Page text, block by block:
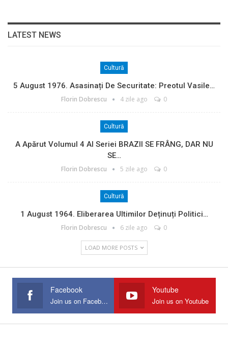
LATEST NEWS
Cultură
5 August 1976. Asasinați De Securitate: Preotul Vasile…
Florin Dobrescu 4 zile ago 0
Cultură
A Apărut Volumul 4 Al Seriei BRAZII SE FRÂNG, DAR NU
SE…
Florin Dobrescu 5 zile ago 0
Cultură
1 August 1964. Eliberarea Ultimilor Deținuți Politici…
Florin Dobrescu 6 zile ago 0
LOAD MORE POSTS
Facebook
Join us on Facebook
Youtube
Join us on Youtube